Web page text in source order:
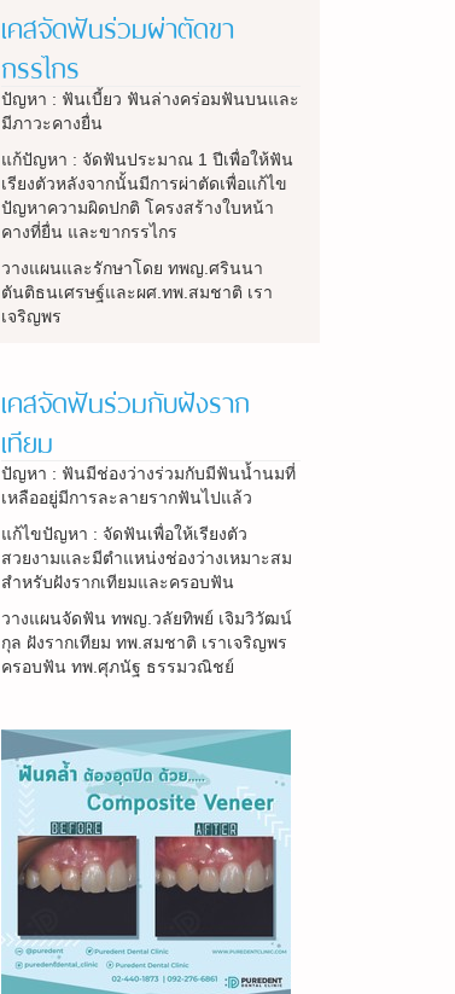
เคสจัดฟันร่วมผ่าตัดขา
กรรไกร
ปัญหา : ฟันเบี้ยว ฟันล่างคร่อมฟันบนและ
มีภาวะคางยื่น
แก้ปัญหา : จัดฟันประมาณ 1 ปีเพื่อให้ฟัน
เรียงตัวหลังจากนั้นมีการผ่าตัดเพื่อแก้ไข
ปัญหาความผิดปกติ โครงสร้างใบหน้า
คางที่ยื่น และขากรรไกร
วางแผนและรักษาโดย ทพญ.ศรินนา
ตันติธนเศรษฐ์และผศ.ทพ.สมชาติ เรา
เจริญพร
เคสจัดฟันร่วมกับฝังราก
เทียม
ปัญหา : ฟันมีช่องว่างร่วมกับมีฟันน้ำนมที่
เหลืออยู่มีการละลายรากฟันไปแล้ว
แก้ไขปัญหา : จัดฟันเพื่อให้เรียงตัว
สวยงามและมีตำแหน่งช่องว่างเหมาะสม
สำหรับฝังรากเทียมและครอบฟัน
วางแผนจัดฟัน ทพญ.วลัยทิพย์ เจิมวิวัฒน์
กุล ฝังรากเทียม ทพ.สมชาติ เราเจริญพร
ครอบฟัน ทพ.ศุภนัฐ ธรรมวณิชย์